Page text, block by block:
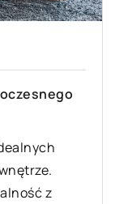
się,